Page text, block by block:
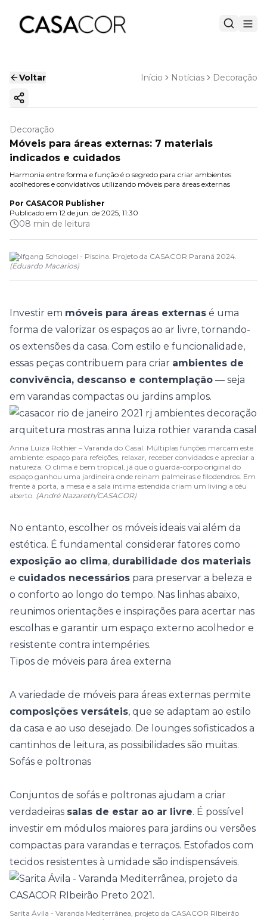
Voltar Início Notícias Decoração
Copiar link
Decoração
Móveis para áreas externas: 7 materiais
indicados e cuidados
Harmonia entre forma e função é o segredo para criar ambientes
acolhedores e convidativos utilizando móveis para áreas externas
Por CASACOR Publisher
Publicado em 12 de jun. de 2025, 11:30
08 min de leitura
Wolfgang Schologel - Piscina. Projeto da CASACOR Paraná 2024.
(Eduardo Macarios)
Investir em móveis para áreas externas é uma
forma de valorizar os espaços ao ar livre, tornando-
os extensões da casa. Com estilo e funcionalidade,
essas peças contribuem para criar ambientes de
convivência, descanso e contemplação — seja
em varandas compactas ou jardins amplos.
Anna Luiza Rothier – Varanda do Casal. Múltiplas funções marcam este
ambiente: espaço para refeições, relaxar, receber convidados e apreciar a
natureza. O clima é bem tropical, já que o guarda-corpo original do
espaço ganhou uma jardineira onde reinam palmeiras e filodendros. Em
frente à porta, a mesa e a sala íntima estendida criam um living a céu
aberto. (André Nazareth/CASACOR)
No entanto, escolher os móveis ideais vai além da
estética. É fundamental considerar fatores como
exposição ao clima, durabilidade dos materiais
e cuidados necessários para preservar a beleza e
o conforto ao longo do tempo. Nas linhas abaixo,
reunimos orientações e inspirações para acertar nas
escolhas e garantir um espaço externo acolhedor e
resistente contra intempéries.
Tipos de móveis para área externa
A variedade de móveis para áreas externas permite
composições versáteis, que se adaptam ao estilo
da casa e ao uso desejado. De lounges sofisticados a
cantinhos de leitura, as possibilidades são muitas.
Sofás e poltronas
Conjuntos de sofás e poltronas ajudam a criar
verdadeiras salas de estar ao ar livre. É possível
investir em módulos maiores para jardins ou versões
compactas para varandas e terraços. Estofados com
tecidos resistentes à umidade são indispensáveis.
Sarita Ávila - Varanda Mediterrânea, projeto da CASACOR RIbeirão